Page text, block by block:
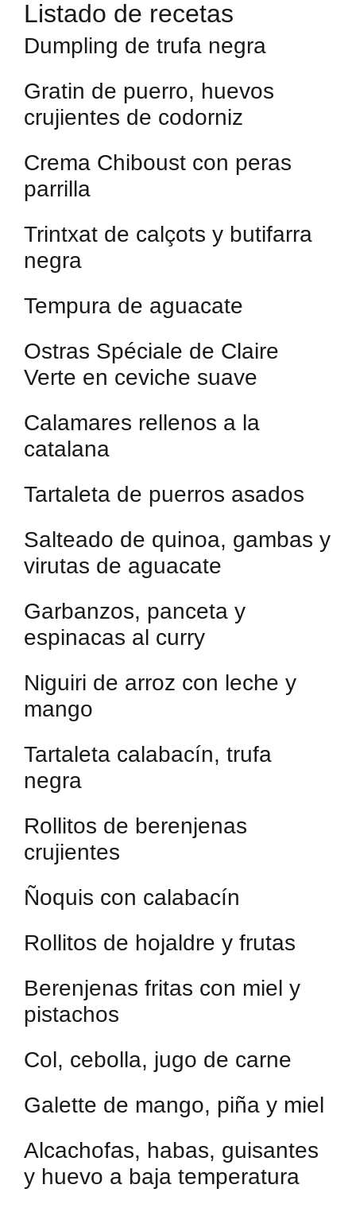
Listado de recetas
Dumpling de trufa negra
Gratin de puerro, huevos
crujientes de codorniz
Crema Chiboust con peras
parrilla
Trintxat de calçots y butifarra
negra
Tempura de aguacate
Ostras Spéciale de Claire
Verte en ceviche suave
Calamares rellenos a la
catalana
Tartaleta de puerros asados
Salteado de quinoa, gambas y
virutas de aguacate
Garbanzos, panceta y
espinacas al curry
Niguiri de arroz con leche y
mango
Tartaleta calabacín, trufa
negra
Rollitos de berenjenas
crujientes
Ñoquis con calabacín
Rollitos de hojaldre y frutas
Berenjenas fritas con miel y
pistachos
Col, cebolla, jugo de carne
Galette de mango, piña y miel
Alcachofas, habas, guisantes
y huevo a baja temperatura